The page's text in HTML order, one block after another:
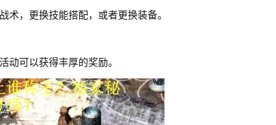
术，更换技能搭配，或者更换装备。
动可以获得丰厚的奖励。